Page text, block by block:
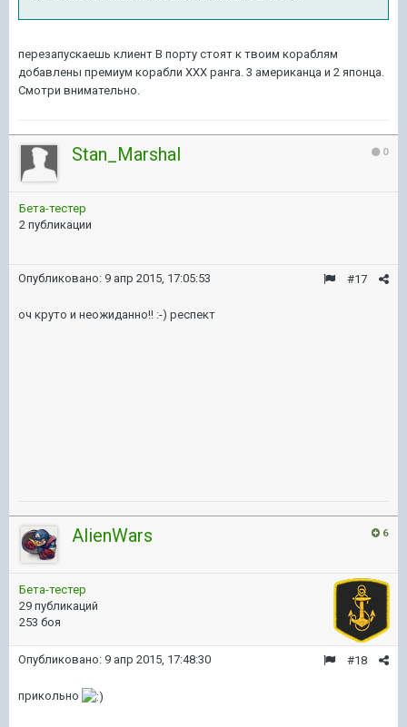
перезапускаешь клиент В порту стоят к твоим кораблям
добавлены премиум корабли ХХХ ранга. 3 американца и 2 японца.
Смотри внимательно.
0
Stan_Marshal
Бета-тестер
2 публикации
#17
Опубликовано: 9 апр 2015, 17:05:53
оч круто и неожиданно!! :-) респект
6
AlienWars
Бета-тестер
29 публикаций
253 боя
#18
Опубликовано: 9 апр 2015, 17:48:30
прикольно